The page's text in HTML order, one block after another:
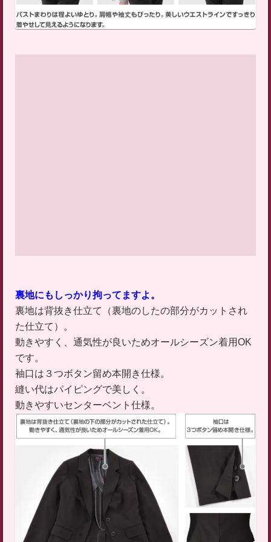
裏地にもしっかり拘ってますよ。
裏地は背抜き仕立て（裏地のしたの部分がカットされ
た仕立て）。
動きやすく、通気性が良いためオールシーズン着用OK
です。
袖口は３つボタン留め本開き仕様。
縫い代はパイピングで美しく。
動きやすいセンターベント仕様。